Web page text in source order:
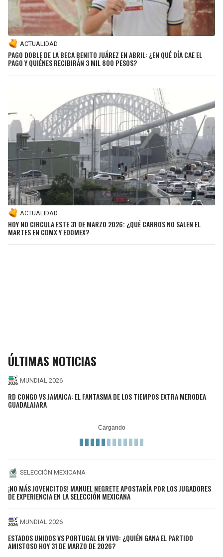
ACTUALIDAD
PAGO DOBLE DE LA BECA BENITO JUÁREZ EN ABRIL: ¿EN QUÉ DÍA CAE EL
PAGO Y QUIÉNES RECIBIRÁN 3 MIL 800 PESOS?
ACTUALIDAD
HOY NO CIRCULA ESTE 31 DE MARZO 2026: ¿QUÉ CARROS NO SALEN EL
MARTES EN CDMX Y EDOMEX?
ÚLTIMAS NOTICIAS
MUNDIAL 2026
RD CONGO VS JAMAICA: EL FANTASMA DE LOS TIEMPOS EXTRA MERODEA
GUADALAJARA
SELECCIÓN MEXICANA
¡NO MÁS JOVENCITOS! MANUEL NEGRETE APOSTARÍA POR LOS JUGADORES
DE EXPERIENCIA EN LA SELECCIÓN MEXICANA
MUNDIAL 2026
ESTADOS UNIDOS VS PORTUGAL EN VIVO: ¿QUIÉN GANA EL PARTIDO
AMISTOSO HOY 31 DE MARZO DE 2026?